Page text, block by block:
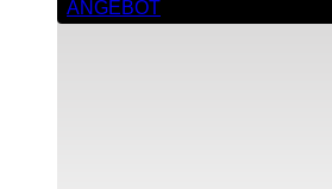
ANGEBOT